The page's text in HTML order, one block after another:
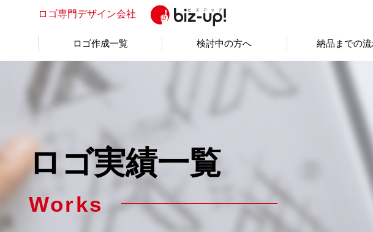
ロゴ専門デザイン会社
ロゴ作成一覧 検討中の方へ 納品までの
ロゴ実績一覧
Works